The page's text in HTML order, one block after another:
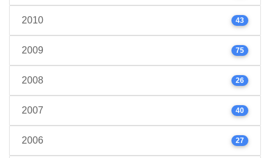
2010 43
2009 75
2008 26
2007 40
2006 27